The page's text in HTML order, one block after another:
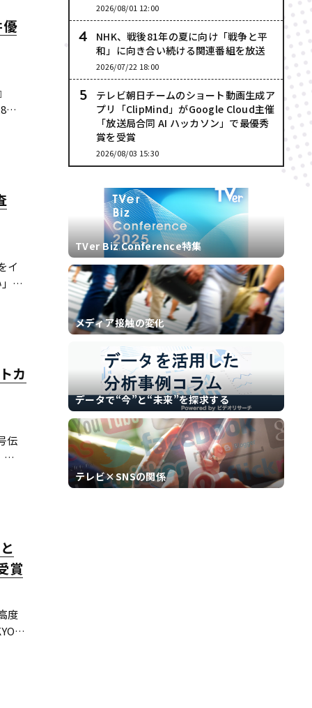
年
イ
が
広
通
カ
伝
海
ろ
賞
度
巫
送
2026/08/01 12:00
NHK、戦後81年の夏に向け「戦争と平
和」に向き合い続ける関連番組を放送
2026/07/22 18:00
テレビ朝日チームのショート動画生成ア
プリ「ClipMind」がGoogle Cloud主催
「放送局合同 AI ハッカソン」で最優秀
賞を受賞
2026/08/03 15:30
TVer Biz Conference特集
メディア接触の変化
データで“今”と“未来”を探求する
テレビ×SNSの関係